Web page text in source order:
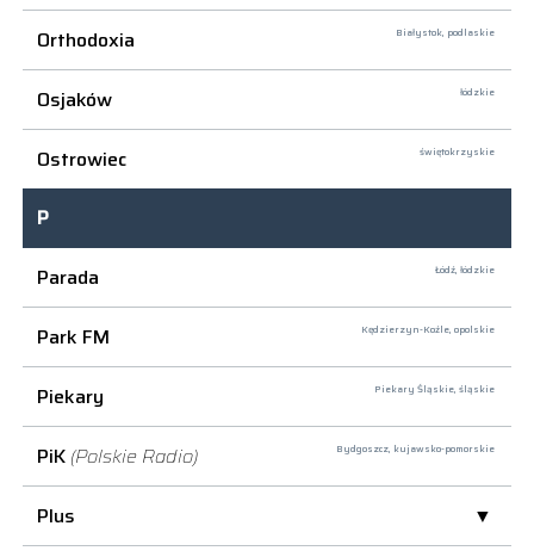
Orthodoxia Białystok, podlaskie
Osjaków łódzkie
Ostrowiec świętokrzyskie
P
Parada
Łódź, łódzkie
Park FM Kędzierzyn-Koźle, opolskie
Piekary Piekary Śląskie, śląskie
PiK (Polskie Radio) Bydgoszcz, kujawsko-pomorskie
Plus